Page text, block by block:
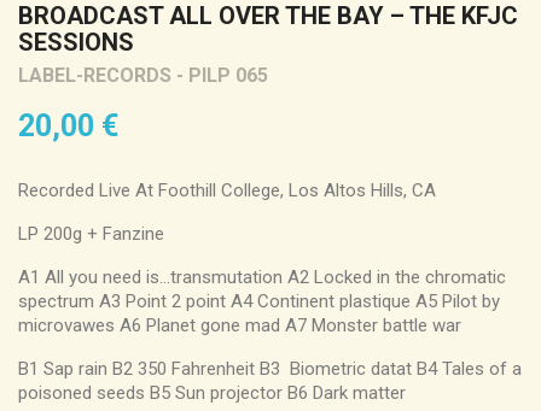
BROADCAST ALL OVER THE BAY – THE KFJC
SESSIONS
LABEL-RECORDS - PILP 065
20,00 €
Recorded Live At Foothill College, Los Altos Hills, CA
LP 200g + Fanzine
A1 All you need is…transmutation A2 Locked in the chromatic
spectrum A3 Point 2 point A4 Continent plastique A5 Pilot by
microvawes A6 Planet gone mad A7 Monster battle war
B1 Sap rain B2 350 Fahrenheit B3 Biometric datat B4 Tales of a
poisoned seeds B5 Sun projector B6 Dark matter